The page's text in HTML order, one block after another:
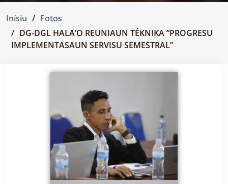
Inísiu
Fotos
DG-DGL HALA’O REUNIAUN TÉKNIKA “PROGRESU
IMPLEMENTASAUN SERVISU SEMESTRAL”